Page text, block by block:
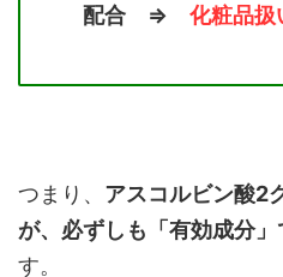
配合 ⇒ 化粧品扱
つまり、 アスコルビン酸2
が、必ずしも「有効成分
す。